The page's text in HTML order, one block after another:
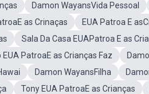
Damon WayansVida Pessoal
as Crinaças EUA Patroa E
Sala Da Casa EUAPatroa E as
EUA PatroaE as Crianças Faz
Damon WayansFilha
Tony EUA PatroaE as Crianças